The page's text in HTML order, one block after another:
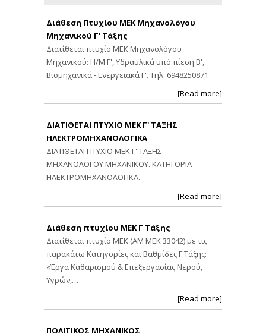
Διάθεση Πτυχίου ΜΕΚ Μηχανολόγου
Μηχανικού Γ' Τάξης
Διατίθεται πτυχίο ΜΕΚ Μηχανολόγου
Μηχανικού: Η/Μ Γ', Υδραυλικά υπό πίεση Β',
Βιομηχανικά - Ενεργειακά Γ'. Τηλ: 6948250871
[Read more]
ΔΙΑΤΙΘΕΤΑΙ ΠΤΥΧΙΟ ΜΕΚ Γ' ΤΑΞΗΣ
ΗΛΕΚΤΡΟΜΗΧΑΝΟΛΟΓΙΚΑ
ΔΙΑΤΙΘΕΤΑΙ ΠΤΥΧΙΟ ΜΕΚ Γ' ΤΑΞΗΣ
ΜΗΧΑΝΟΛΟΓΟΥ ΜΗΧΑΝΙΚΟΥ. ΚΑΤΗΓΟΡΙΑ
ΗΛΕΚΤΡΟΜΗΧΑΝΟΛΟΓΙΚΑ.
[Read more]
Διάθεση πτυχίου ΜΕΚ Γ Τάξης
Διατίθεται πτυχίο ΜΕΚ (ΑΜ ΜΕΚ 33042) με τις
παρακάτω Κατηγορίες και Βαθμίδες Γ Τάξης:
«Έργα Καθαρισμού & Επεξεργασίας Νερού,
Υγρών,…
[Read more]
ΠΟΛΙΤΙΚΟΣ ΜΗΧΑΝΙΚΟΣ